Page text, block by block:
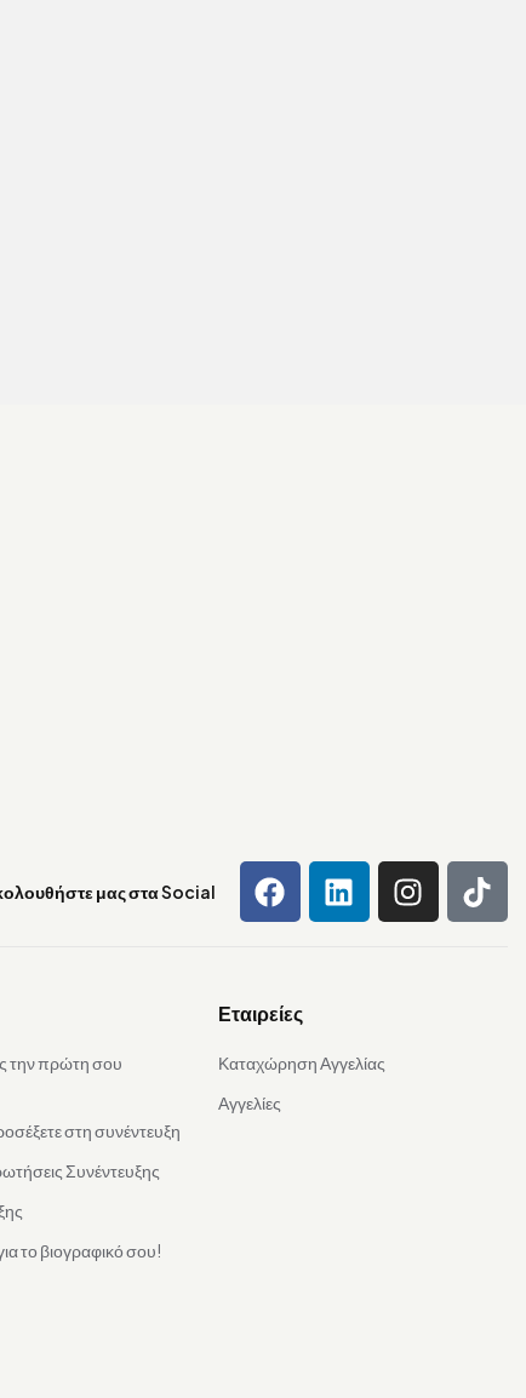
μας στα Social
την πρώτη σου
στη συνέντευξη
Συνέντευξης
το βιογραφικό σου!
Εταιρείες
Καταχώρηση Αγγελίας
Αγγελίες